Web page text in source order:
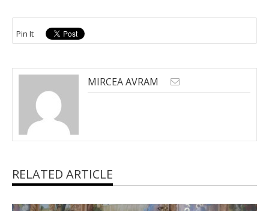
Pin It
MIRCEA AVRAM
RELATED ARTICLE